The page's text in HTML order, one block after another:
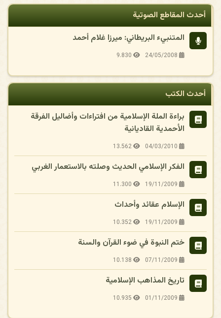
أحدث المقاطع الصوتية
المتنبيء البريطاني: ميرزا غلام أحمد
24/05/2008
9.830
أحدث الكتب
براءة الملة الإسلامية من افتراءات وأضاليل الفرقة
الأحمدية القاديانية
04/03/2010
13.562
الفكر الإسلامي الحديث وصلته بالاستعمار الغربي
19/11/2009
11.300
الإسلام عقائد وأحداث
19/11/2009
10.352
ختم النبوة في ضوء القرآن والسنة
07/11/2009
10.138
تاريخ المذاهب الإسلامية
01/11/2009
10.935